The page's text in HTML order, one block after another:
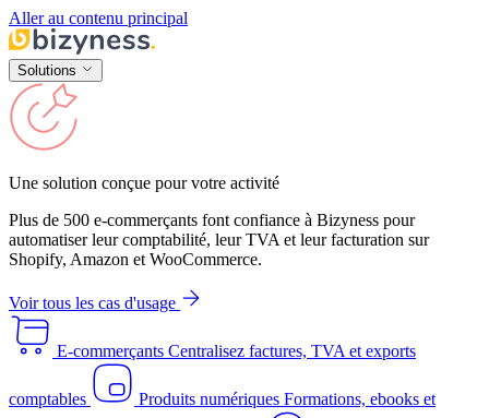
Aller au contenu principal
Solutions
Une solution conçue pour votre activité
Plus de 500 e-commerçants font confiance à Bizyness pour
automatiser leur comptabilité, leur TVA et leur facturation sur
Shopify, Amazon et WooCommerce.
Voir tous les cas d'usage
E-commerçants Centralisez factures, TVA et exports
comptables Produits numériques Formations, ebooks et